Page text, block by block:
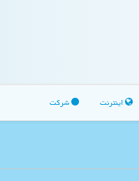
اینترنت شرکت